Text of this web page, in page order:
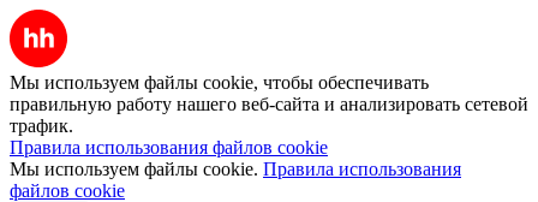
Мы используем файлы cookie, чтобы обеспечивать
правильную работу нашего веб-сайта и анализировать сетевой
трафик.
Правила использования файлов cookie
Мы используем файлы cookie. Правила использования
файлов cookie